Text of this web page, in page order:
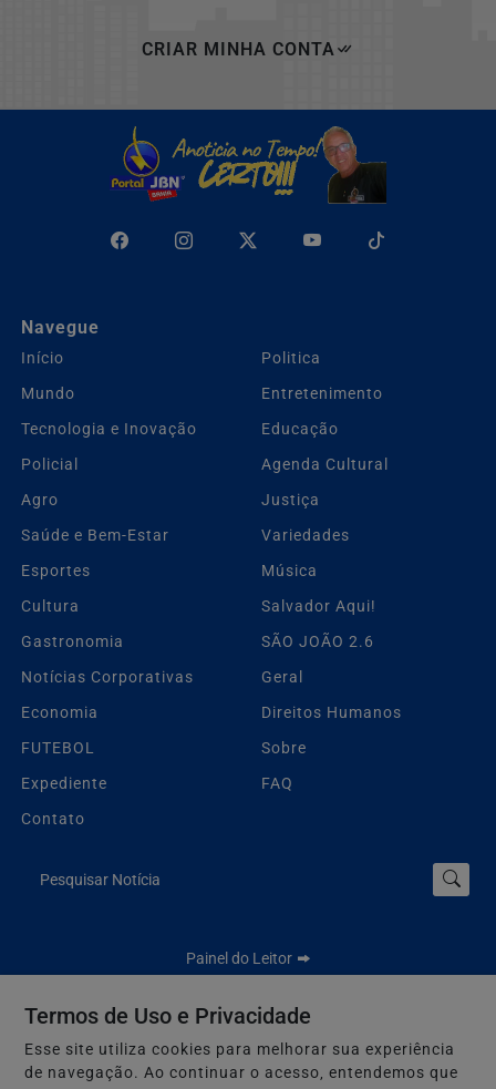
CRIAR MINHA CONTA
Navegue
Início
Politica
Mundo
Entretenimento
Tecnologia e Inovação
Educação
Policial
Agenda Cultural
Agro
Justiça
Saúde e Bem-Estar
Variedades
Esportes
Música
Cultura
Salvador Aqui!
Gastronomia
SÃO JOÃO 2.6
Notícias Corporativas
Geral
Economia
Direitos Humanos
FUTEBOL
Sobre
Expediente
FAQ
Contato
Pesquisar Notícia
Painel do Leitor
Jbn Bahia - Todos os direitos reservados.
Termos de Uso e Privacidade
Esse site utiliza cookies para melhorar sua experiência
de navegação. Ao continuar o acesso, entendemos que